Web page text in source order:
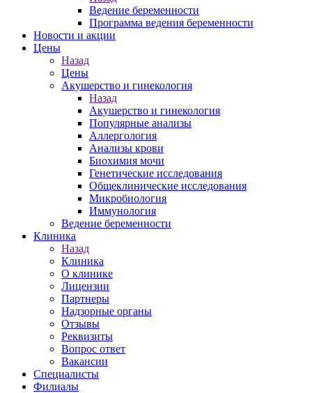
Ведение беременности
Программа ведения беременности
Новости и акции
Цены
Назад
Цены
Акушерство и гинекология
Назад
Акушерство и гинекология
Популярные анализы
Аллергология
Анализы крови
Биохимия мочи
Генетические исследования
Общеклинические исследования
Микробиология
Иммунология
Ведение беременности
Клиника
Назад
Клиника
О клинике
Лицензии
Партнеры
Надзорные органы
Отзывы
Реквизиты
Вопрос ответ
Вакансии
Специалисты
Филиалы